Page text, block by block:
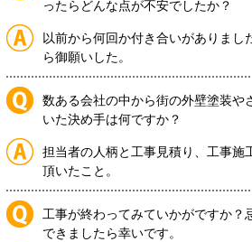
ったらどんな点が不安でしたか？
以前から何回か付き合いがありまし
ら御願いした。
数ある会社の中から街の外壁塗装や
いた決め手は何ですか？
担当者の人柄と工事見積り、工事施
頂いたこと。
工事が終わってみていかがですか？
できましたら幸いです。